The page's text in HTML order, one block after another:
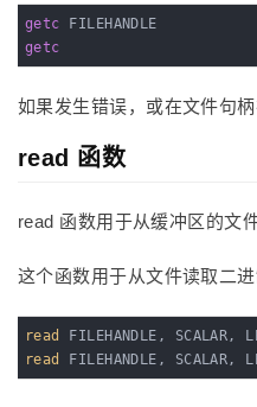
getc
getc
如果发生错误，或在文件句
read 函数
read 函数用于从缓冲区的文
这个函数用于从文件读取二进
read
read
FILEHANDLE, SCALAR,